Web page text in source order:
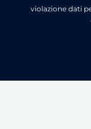
violazione dati